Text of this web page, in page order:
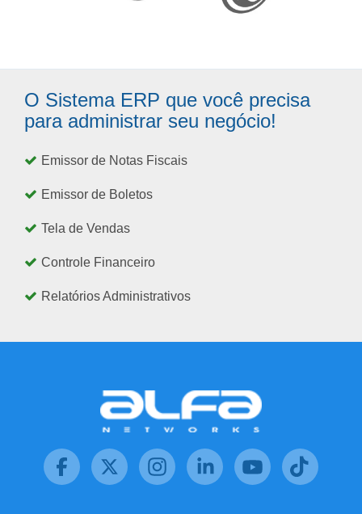
O Sistema ERP que você precisa
para administrar seu negócio!
Emissor de Notas Fiscais
Emissor de Boletos
Tela de Vendas
Controle Financeiro
Relatórios Administrativos